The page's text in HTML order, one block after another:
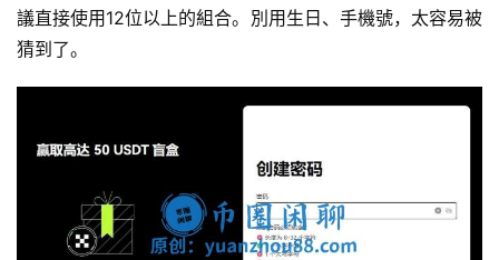
議直接使用12位以上的組合。別用生日、手機號，太容易被
猜到了。